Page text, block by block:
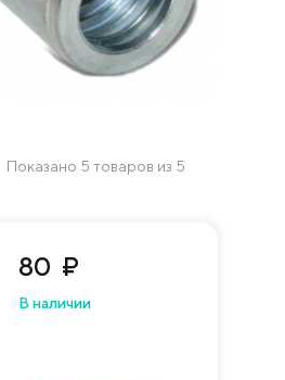
Показано 5 товаров из 5
80 ₽
В наличии